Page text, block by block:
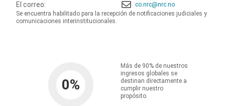
El correo:
co.nrc@nrc.no
Se encuentra habilitado para la recepción de notificaciones judiciales y
comunicaciones interinstitucionales.
0%
Más de 90% de nuestros
ingresos globales se
destinan directamente a
cumplir nuestro
propósito.